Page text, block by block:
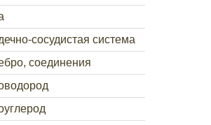
сосудистая система
соединения